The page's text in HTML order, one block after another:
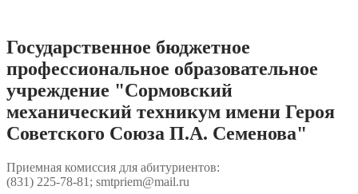
содержимому
Государственное бюджетное
профессиональное образовательное
учреждение "Сормовский
механический техникум имени Героя
Советского Союза П.А. Семенова"
Приемная комиссия для абитуриентов:
(831) 225-78-81; smtpriem@mail.ru